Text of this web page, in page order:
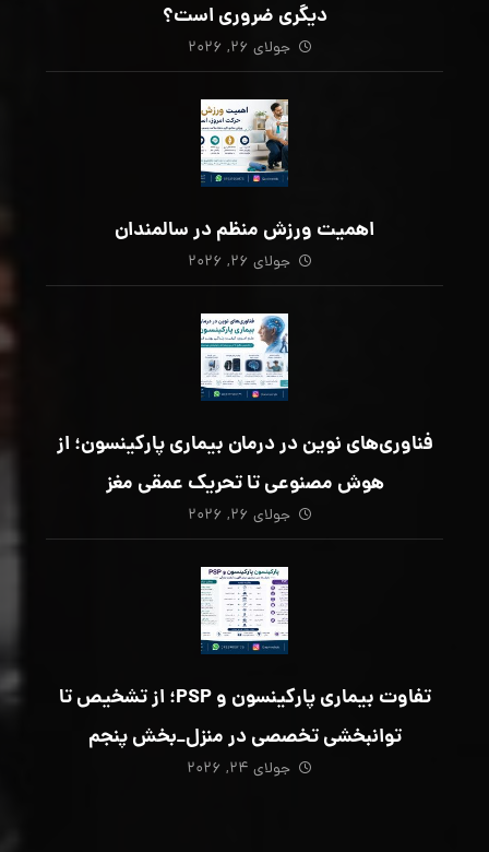
دیگری ضروری است؟
جولای ۲۶, ۲۰۲۶
اهمیت ورزش منظم در سالمندان
جولای ۲۶, ۲۰۲۶
فناوری‌های نوین در درمان بیماری پارکینسون؛ از
هوش مصنوعی تا تحریک عمقی مغز
جولای ۲۶, ۲۰۲۶
تفاوت بیماری پارکینسون و PSP؛ از تشخیص تا
توانبخشی تخصصی در منزل_بخش پنجم
جولای ۲۴, ۲۰۲۶